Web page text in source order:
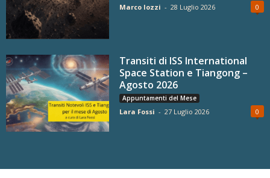
Marco Iozzi - 28 Luglio 2026 0
Transiti di ISS International
Space Station e Tiangong –
Agosto 2026
Appuntamenti del Mese
Lara Fossi - 27 Luglio 2026 0